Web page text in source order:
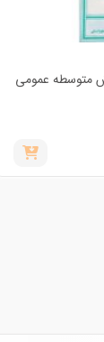
متوسطه عمومی